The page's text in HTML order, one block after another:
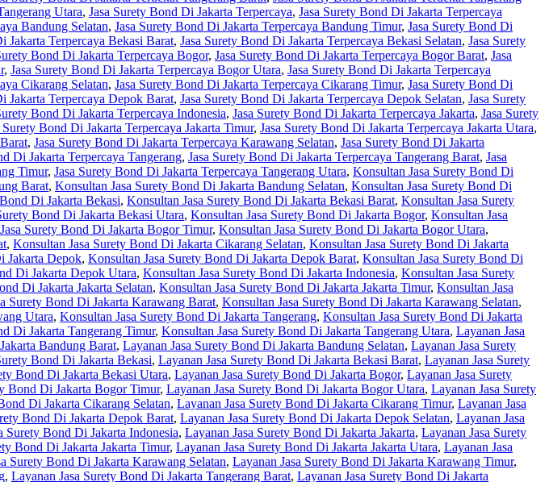
Utara, Jasa Surety Bond Di Jakarta Terpercaya, Jasa Surety Bond Di Jakarta Terpercaya
Bandung Selatan, Jasa Surety Bond Di Jakarta Terpercaya Bandung Timur, Jasa Surety Bond Di
Jakarta Terpercaya Bekasi Barat, Jasa Surety Bond Di Jakarta Terpercaya Bekasi Selatan, Jasa Surety
Bond Di Jakarta Terpercaya Bogor, Jasa Surety Bond Di Jakarta Terpercaya Bogor Barat, Jasa
, Jasa Surety Bond Di Jakarta Terpercaya Bogor Utara, Jasa Surety Bond Di Jakarta Terpercaya
Cikarang Selatan, Jasa Surety Bond Di Jakarta Terpercaya Cikarang Timur, Jasa Surety Bond Di
Jakarta Terpercaya Depok Barat, Jasa Surety Bond Di Jakarta Terpercaya Depok Selatan, Jasa Surety
Bond Di Jakarta Terpercaya Indonesia, Jasa Surety Bond Di Jakarta Terpercaya Jakarta, Jasa Surety
Surety Bond Di Jakarta Terpercaya Jakarta Timur, Jasa Surety Bond Di Jakarta Terpercaya Jakarta Utara,
, Jasa Surety Bond Di Jakarta Terpercaya Karawang Selatan, Jasa Surety Bond Di Jakarta
Di Jakarta Terpercaya Tangerang, Jasa Surety Bond Di Jakarta Terpercaya Tangerang Barat, Jasa
Timur, Jasa Surety Bond Di Jakarta Terpercaya Tangerang Utara, Konsultan Jasa Surety Bond Di
Barat, Konsultan Jasa Surety Bond Di Jakarta Bandung Selatan, Konsultan Jasa Surety Bond Di
Di Jakarta Bekasi, Konsultan Jasa Surety Bond Di Jakarta Bekasi Barat, Konsultan Jasa Surety
Bond Di Jakarta Bekasi Utara, Konsultan Jasa Surety Bond Di Jakarta Bogor, Konsultan Jasa
Surety Bond Di Jakarta Bogor Timur, Konsultan Jasa Surety Bond Di Jakarta Bogor Utara,
, Konsultan Jasa Surety Bond Di Jakarta Cikarang Selatan, Konsultan Jasa Surety Bond Di Jakarta
Jakarta Depok, Konsultan Jasa Surety Bond Di Jakarta Depok Barat, Konsultan Jasa Surety Bond Di
Di Jakarta Depok Utara, Konsultan Jasa Surety Bond Di Jakarta Indonesia, Konsultan Jasa Surety
Di Jakarta Jakarta Selatan, Konsultan Jasa Surety Bond Di Jakarta Jakarta Timur, Konsultan Jasa
Surety Bond Di Jakarta Karawang Barat, Konsultan Jasa Surety Bond Di Jakarta Karawang Selatan,
Utara, Konsultan Jasa Surety Bond Di Jakarta Tangerang, Konsultan Jasa Surety Bond Di Jakarta
Di Jakarta Tangerang Timur, Konsultan Jasa Surety Bond Di Jakarta Tangerang Utara, Layanan Jasa
Bandung Barat, Layanan Jasa Surety Bond Di Jakarta Bandung Selatan, Layanan Jasa Surety
Bond Di Jakarta Bekasi, Layanan Jasa Surety Bond Di Jakarta Bekasi Barat, Layanan Jasa Surety
Bond Di Jakarta Bekasi Utara, Layanan Jasa Surety Bond Di Jakarta Bogor, Layanan Jasa Surety
Bond Di Jakarta Bogor Timur, Layanan Jasa Surety Bond Di Jakarta Bogor Utara, Layanan Jasa Surety
Di Jakarta Cikarang Selatan, Layanan Jasa Surety Bond Di Jakarta Cikarang Timur, Layanan Jasa
Bond Di Jakarta Depok Barat, Layanan Jasa Surety Bond Di Jakarta Depok Selatan, Layanan Jasa
Surety Bond Di Jakarta Indonesia, Layanan Jasa Surety Bond Di Jakarta Jakarta, Layanan Jasa Surety
Bond Di Jakarta Jakarta Timur, Layanan Jasa Surety Bond Di Jakarta Jakarta Utara, Layanan Jasa
Surety Bond Di Jakarta Karawang Selatan, Layanan Jasa Surety Bond Di Jakarta Karawang Timur,
, Layanan Jasa Surety Bond Di Jakarta Tangerang Barat, Layanan Jasa Surety Bond Di Jakarta